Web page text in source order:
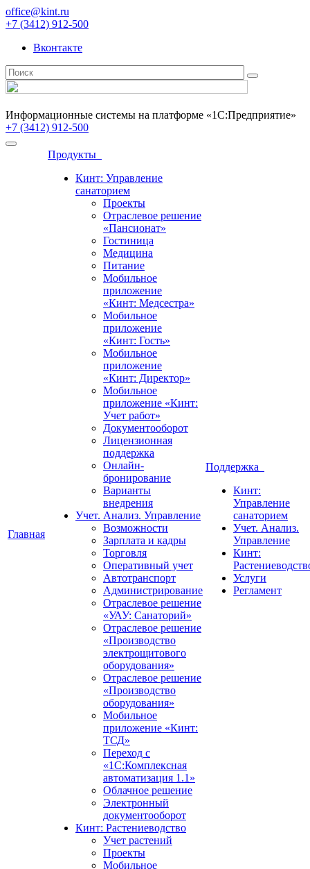
office@kint.ru
+7 (3412) 912-500
Вконтакте
Информационные системы на платформе «1С:Предприятие»
+7 (3412) 912-500
Главная
Продукты
Кинт: Управление
санаторием
Проекты
Отраслевое решение
«Пансионат»
Гостиница
Медицина
Питание
Мобильное
приложение
«Кинт: Медсестра»
Мобильное
приложение
«Кинт: Гость»
Мобильное
приложение
«Кинт: Директор»
Мобильное
приложение «Кинт:
Учет работ»
Документооборот
Лицензионная
поддержка
Онлайн-
бронирование
Варианты
внедрения
Учет. Анализ. Управление
Возможности
Зарплата и кадры
Торговля
Оперативный учет
Автотранспорт
Администрирование
Отраслевое решение
«УАУ: Санаторий»
Отраслевое решение
«Производство
электрощитового
оборудования»
Отраслевое решение
«Производство
оборудования»
Мобильное
приложение «Кинт:
ТСД»
Переход с
«1С:Комплексная
автоматизация 1.1»
Облачное решение
Электронный
документооборот
Кинт: Растениеводство
Учет растений
Проекты
Мобильное
Поддержка
Кинт:
Управление
санаторием
Учет. Анализ.
Управление
Кинт:
Услуги
Регламент